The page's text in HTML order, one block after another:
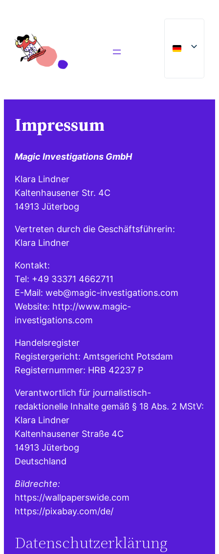
Inhalt
wechseln
Impressum
Magic Investigations GmbH
Klara Lindner
Kaltenhausener Str. 4C
14913 Jüterbog
Vertreten durch die Geschäftsführerin:
Klara Lindner
Kontakt:
Tel: +49 33371 4662711
E-Mail: web@magic-investigations.com
Website: http://www.magic-
investigations.com
Handelsregister
Registergericht: Amtsgericht Potsdam
Registernummer: HRB 42237 P
Verantwortlich für journalistisch-
redaktionelle Inhalte gemäß § 18 Abs. 2 MStV:
Klara Lindner
Kaltenhausener Straße 4C
14913 Jüterbog
Deutschland
Bildrechte:
https://wallpaperswide.com
https://pixabay.com/de/
Datenschutzerklärung